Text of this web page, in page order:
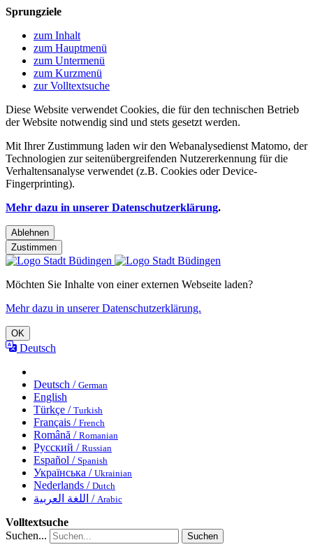
Sprungziele
zum Inhalt
zum Hauptmenü
zum Untermenü
zum Kurzmenü
zur Volltextsuche
Diese Website verwendet Cookies, die für den technischen Betrieb
der Website notwendig sind und stets gesetzt werden.
Mit Ihrer Zustimmung laden wir den Webanalysedienst Matomo, der
Technologien zur seitenübergreifenden Nutzererkennung für die
Verhaltensanalyse verwendet (z.B. Cookies oder Device-
Fingerprinting).
Mehr dazu in unserer Datenschutzerklärung.
Ablehnen
Zustimmen
Möchten Sie Inhalte von einer externen Webseite laden?
Mehr dazu in unserer Datenschutzerklärung.
OK
Deutsch
Deutsch / German
English
Türkçe / Turkish
Français / French
Română / Romanian
Русский / Russian
Español / Spanish
Українська / Ukrainian
Nederlands / Dutch
اللغة العربية / Arabic
Volltextsuche
Suchen...
Suchen